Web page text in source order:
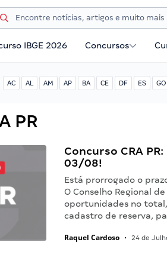
IBGE 2026 Concursos
AC AL AM AP BA CE DF ES GO
PR
Concurso CRA
03/08!
Está prorrogado o
O Conselho Regional
oportunidades no
cadastro de reserva,
Raquel Cardoso • 24 de